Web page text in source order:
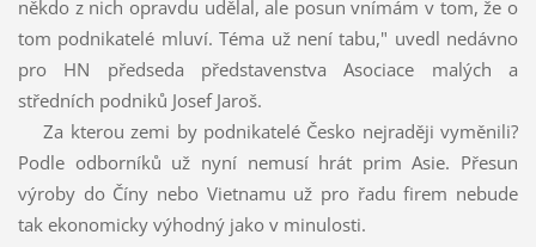
někdo z nich opravdu udělal, ale posun vnímám v tom, že o
tom podnikatelé mluví. Téma už není tabu," uvedl nedávno
pro HN předseda představenstva Asociace malých a
středních podniků Josef Jaroš.
Za kterou zemi by podnikatelé Česko nejraději vyměnili?
Podle odborníků už nyní nemusí hrát prim Asie. Přesun
výroby do Číny nebo Vietnamu už pro řadu firem nebude
tak ekonomicky výhodný jako v minulosti.